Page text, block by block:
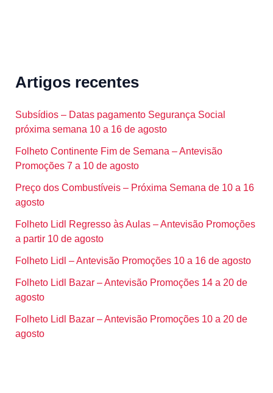
Artigos recentes
Subsídios – Datas pagamento Segurança Social
próxima semana 10 a 16 de agosto
Folheto Continente Fim de Semana – Antevisão
Promoções 7 a 10 de agosto
Preço dos Combustíveis – Próxima Semana de 10 a 16
agosto
Folheto Lidl Regresso às Aulas – Antevisão Promoções
a partir 10 de agosto
Folheto Lidl – Antevisão Promoções 10 a 16 de agosto
Folheto Lidl Bazar – Antevisão Promoções 14 a 20 de
agosto
Folheto Lidl Bazar – Antevisão Promoções 10 a 20 de
agosto